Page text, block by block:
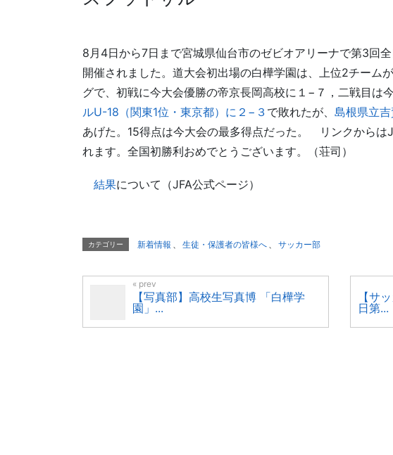
8月4日から7日まで宮城県仙台市のゼビオアリーナで第3回
開催されました。道大会初出場の白樺学園は、上位2チーム
グで、初戦に今大会優勝の帝京長岡高校に１−７，二戦目は
ルU-18（関東1位・東京都）に２−３ で敗れたが、 島根県立
あげた。15得点は今大会の最多得点だった。 リンクからは
れます。全国初勝利おめでとうございます。（荘司）
結果について（JFA公式ページ）
カテゴリー 新着情報 、 生徒・保護者の皆様へ 、 サッカー部
【写真部】高校生写真博 「白樺学
園」...
【サ
日第...